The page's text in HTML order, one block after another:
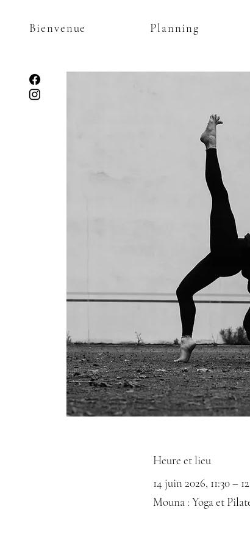
Bienvenue Planning
Heure et lieu
14 juin 2026, 11:30 –
Mouna : Yoga et